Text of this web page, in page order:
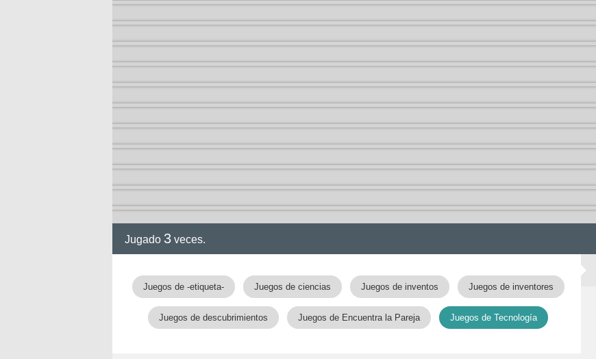
Jugado 3 veces.
Juegos de -etiqueta- Juegos de ciencias Juegos de inventos Juegos de inventores
Juegos de descubrimientos Juegos de Encuentra la Pareja Juegos de Tecnología